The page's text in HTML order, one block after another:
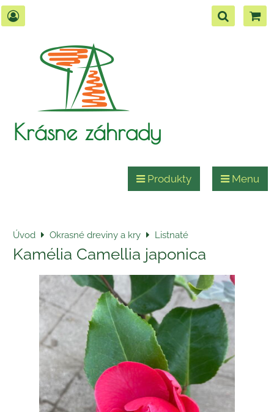
Krásne záhrady
Produkty Menu
Úvod Okrasné dreviny a kry Listnaté
Kamélia Camellia japonica